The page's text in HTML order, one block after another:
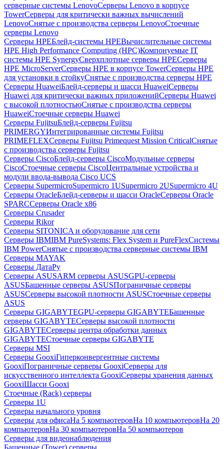
серверные системы LenovoСерверы Lenovo в корпусе
TowerСерверы для критически важных вычислений
LenovoСнятые с производства серверы LenovoСтоечные
серверы Lenovo
Серверы HPEБлейд-системы HPEВычислительные системы
HPE High Performance Computing (HPC)Компонуемые IT
системы HPE SynergyСверхплотные серверы HPEСерверы
HPE MicroServerСерверы HPE в корпусе TowerСерверы HPE
для установки в стойкуСнятые с производства серверы HPE
Серверы HuaweiБлейд-серверы и шасси HuaweiСерверы
Huawei для критически важных приложенийСерверы Huawei
с высокой плотностьюСнятые с производства серверы
HuaweiСтоечные серверы Huawei
Серверы FujitsuБлейд-серверы Fujitsu
PRIMERGYИнтегрированные системы Fujitsu
PRIMEFLEXСерверы Fujitsu Primequest Mission CriticalСнятые
с производства серверы Fujitsu
Серверы CiscoБлейд-серверы CiscoМодульные серверы
CiscoСтоечные серверы CiscoЦентральные устройства и
модули ввода-вывода Cisco UCS
Серверы SupermicroSupermicro 1USupermicro 2USupermicro 4U
Серверы OracleБлейд-серверы и шасси OracleСерверы Oracle
SPARCСерверы Oracle x86
Серверы Crusader
Серверы Rikor
Серверы SITONICA и оборудование для сети
Серверы IBMIBM PureSystems: Flex System и PureFlexСистемы
IBM PowerСнятые с производства серверные системы IBM
Серверы MAYAK
Серверы ДатаРу
Серверы ASUSARM серверы ASUSGPU-серверы
ASUSБашенные серверы ASUSПограничные серверы
ASUSСерверы высокой плотности ASUSСтоечные серверы
ASUS
Серверы GIGABYTEGPU-серверы GIGABYTEБашенные
серверы GIGABYTEСерверы высокой плотности
GIGABYTEСерверы центра обработки данных
GIGABYTEСтоечные серверы GIGABYTE
Серверы MSI
Серверы GooxiГиперконвергентные системы
GooxiПограничные серверы GooxiСерверы для
искусственного интеллекта GooxiСерверы хранения данных
GooxiШасси Gooxi
Стоечные (Rack) серверы
Серверы 1U
Серверы начального уровня
Серверы для офисаНа 5 компьютеровНа 10 компьютеровНа 20
компьютеровНа 30 компьютеровНа 50 компьютеров
Серверы для видеонаблюдения
Башенные (Tower) серверы